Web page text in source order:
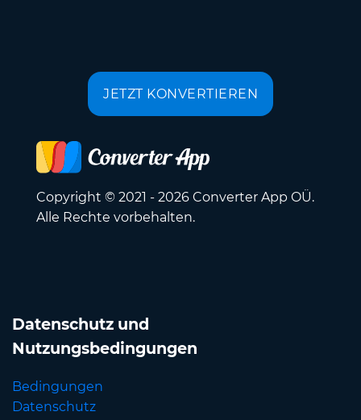
JETZT KONVERTIEREN
Copyright © 2021 - 2026 Converter App OÜ.
Alle Rechte vorbehalten.
Datenschutz und
Nutzungsbedingungen
Bedingungen
Datenschutz